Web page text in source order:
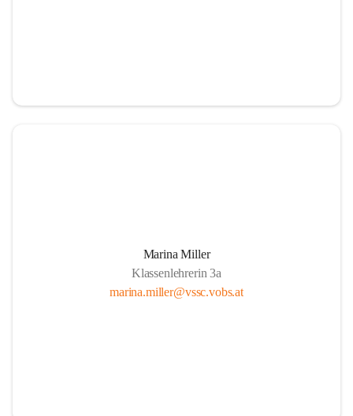
Marina Miller
Klassenlehrerin 3a
marina.miller@vssc.vobs.at